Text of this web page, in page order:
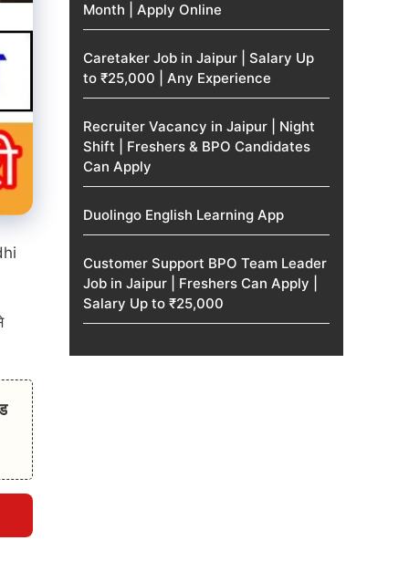
Month | Apply Online
Caretaker Job in Jaipur | Salary Up
to ₹25,000 | Any Experience
Recruiter Vacancy in Jaipur | Night
Shift | Freshers & BPO Candidates
Can Apply
Duolingo English Learning App
Customer Support BPO Team Leader
Job in Jaipur | Freshers Can Apply |
Salary Up to ₹25,000